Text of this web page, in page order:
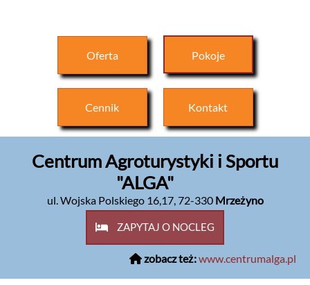
Oferta Pokoje
Cennik Kontakt
Centrum Agroturystyki i Sportu
"ALGA"
ul. Wojska Polskiego 16,17,72-330 Mrzeżyno
ZAPYTAJ O NOCLEG
zobacz też:www.centrumalga.pl